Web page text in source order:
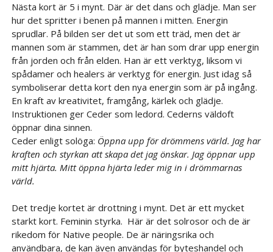
Nästa kort är 5 i mynt. Där är det dans och glädje. Man ser
hur det spritter i benen på mannen i mitten. Energin
sprudlar. På bilden ser det ut som ett träd, men det är
mannen som är stammen, det är han som drar upp energin
från jorden och från elden. Han är ett verktyg, liksom vi
spådamer och healers är verktyg för energin. Just idag så
symboliserar detta kort den nya energin som är på ingång.
En kraft av kreativitet, framgång, kärlek och glädje.
Instruktionen ger Ceder som ledord. Cederns väldoft
öppnar dina sinnen.
Ceder enligt solöga: Öppna upp för drömmens värld. Jag har
kraften och styrkan att skapa det jag önskar. Jag öppnar upp
mitt hjärta. Mitt öppna hjärta leder mig in i drömmarnas
värld.
Det tredje kortet är drottning i mynt. Det är ett mycket
starkt kort. Feminin styrka. Här är det solrosor och de är
rikedom för Native people. De är näringsrika och
användbara, de kan även användas för byteshandel och